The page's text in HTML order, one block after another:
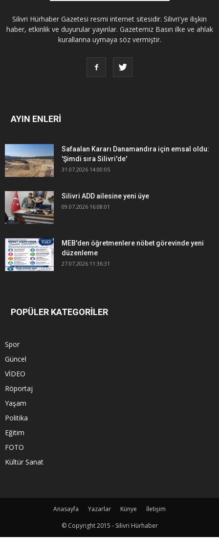
Silivri Hürhaber Gazetesi resmi internet sitesidir. Silivri'ye ilişkin
haber, etkinlik ve duyurular yayınlar. Gazetemiz Basın ilke ve ahlak
kurallarına uymaya söz vermiştir.
AYIN ENLERİ
Safaalan Kararı Danamandıra için emsal oldu:
'Şimdi sıra Silivri'de'
31.07.2026 14:00:05
Silivri ADD ailesine yeni üye
09.07.2026 16:08:01
MEB'den öğretmenlere nöbet görevinde yeni
düzenleme
27.07.2026 11:36:31
POPÜLER KATEGORİLER
Spor
Güncel
VİDEO
Röportaj
Yaşam
Politika
Eğitim
FOTO
Kültür Sanat
Anasayfa Yazarlar Künye
İletişim
© Copyright 2015 - Silivri Hürhaber